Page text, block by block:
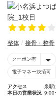
整体 接骨・整骨
クーポン有
電子マネー決済可
アクセス
泉駅
本日の営業状況 9:00